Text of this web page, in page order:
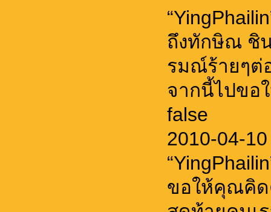
ถึงทักษิณ ชิ
รมณ์ร้ายๆต่
จากนี้ไปขอ
false
2010-04-
ขอให้คุณคิด